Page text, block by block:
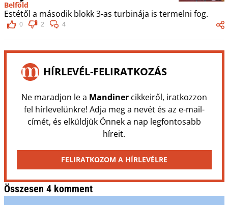
Belföld
Estétől a második blokk 3-as turbinája is termelni fog.
0 2 4
HÍRLEVÉL-FELIRATKOZÁS
Ne maradjon le a Mandinercikkeiről, iratkozzon
fel hírlevelünkre! Adja meg a nevét és az e-mail-
címét, és elküldjük Önnek a nap legfontosabb
híreit.
FELIRATKOZOM A HÍRLEVÉLRE
Összesen 4 komment